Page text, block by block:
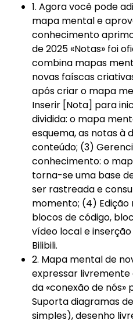
☁️ EdrawMind Online
Precisa da versão online? Clique aqui
📱 EdrawMind Mobile
Não quer usar o computador? Aqui
Software
Mapa conceitual
Tempestade de ideias
Tomar notas
Explorar todos
Explorar IA de
IA de EdrawMind
✨ Ferramentas Online
Mapa mental de IA
✨ Ferramentas Online
Diagrama de ishikawa IA
Explorar IA de
Como criar diagramas de fiação?
Novidades
Gere
Novidades
Últimas novidades e
Especificações
Requisitos e funcionalidades
Sobre EdrawMax >
Sobre
Perguntas frequentes
Respostas rápidas mais comuns
Sobre
Preços
search
1. Agora você pode
mapa mental e
conhecimento
de 2025 «Notas» foi
combina mapas
novas faíscas
após criar o mapa
Inserir [Nota] para
dividida: o mapa
esquema, as notas à
conteúdo; (3)
conhecimento: o
torna-se uma base
ser rastreada e
momento; (4)
blocos de código,
vídeo local e
Bilibili.
2. Mapa mental de
expressar livremente
da «conexão de nós»
Suporta diagramas
simples), desenho